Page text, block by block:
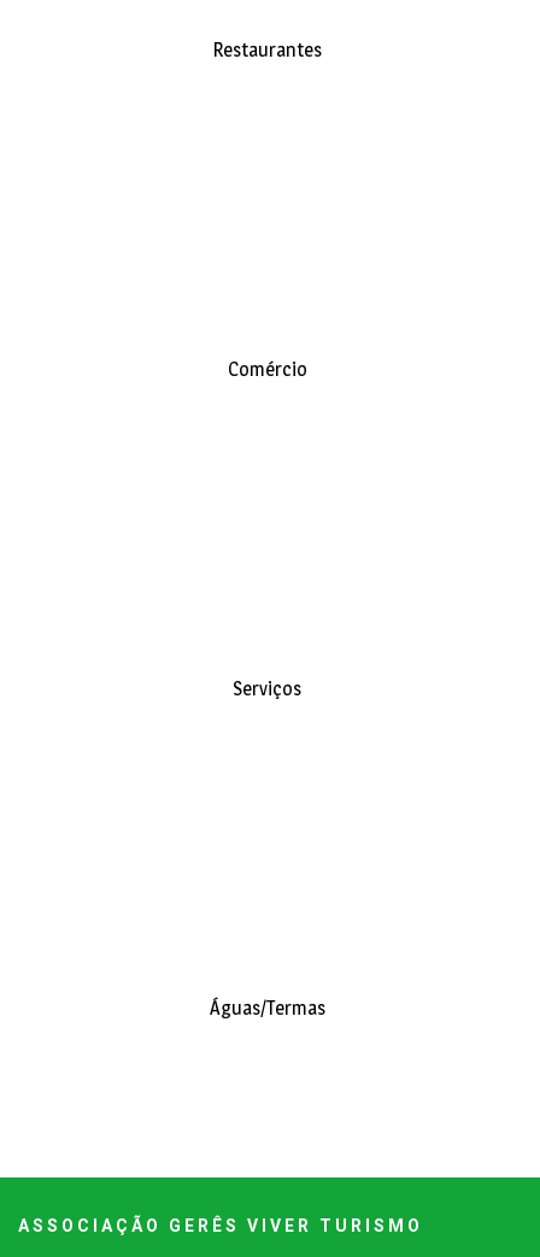
Restaurantes
Comércio
Serviços
Águas/Termas
A S S O C I A Ç Ã O G E R Ê S V I V E R T U R I S M O